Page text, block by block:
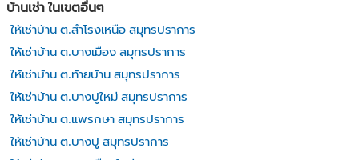
บ้านเช่า ในเขตอื่นๆ
ให้เช่าบ้าน ต.สำโรงเหนือ สมุทรปราการ
ให้เช่าบ้าน ต.บางเมือง สมุทรปราการ
ให้เช่าบ้าน ต.ท้ายบ้าน สมุทรปราการ
ให้เช่าบ้าน ต.บางปูใหม่ สมุทรปราการ
ให้เช่าบ้าน ต.แพรกษา สมุทรปราการ
ให้เช่าบ้าน ต.บางปู สมุทรปราการ